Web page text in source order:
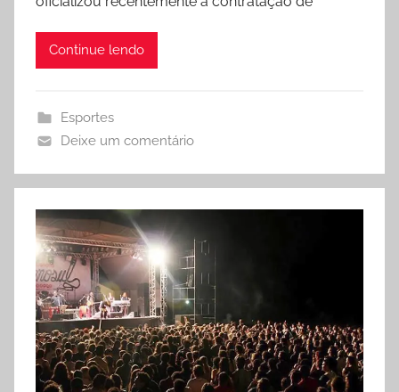
Continue lendo
Esportes
Deixe um comentário